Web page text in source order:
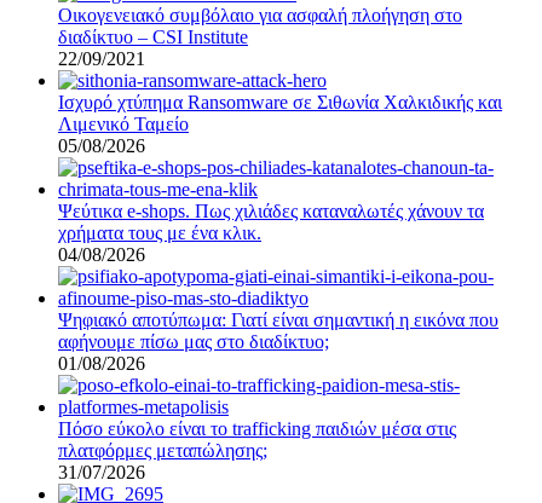
Οικογενειακό συμβόλαιο για ασφαλή πλοήγηση στο
διαδίκτυο – CSI Institute
22/09/2021
Ισχυρό χτύπημα Ransomware σε Σιθωνία Χαλκιδικής και
Λιμενικό Ταμείο
05/08/2026
Ψεύτικα e-shops. Πως χιλιάδες καταναλωτές χάνουν τα
χρήματα τους με ένα κλικ.
04/08/2026
Ψηφιακό αποτύπωμα: Γιατί είναι σημαντική η εικόνα που
αφήνουμε πίσω μας στο διαδίκτυο;
01/08/2026
Πόσο εύκολο είναι το trafficking παιδιών μέσα στις
πλατφόρμες μεταπώλησης;
31/07/2026